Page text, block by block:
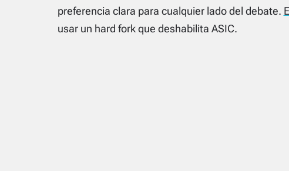
preferencia clara para cualquier lado del debate.
usar un hard fork que deshabilita ASIC.